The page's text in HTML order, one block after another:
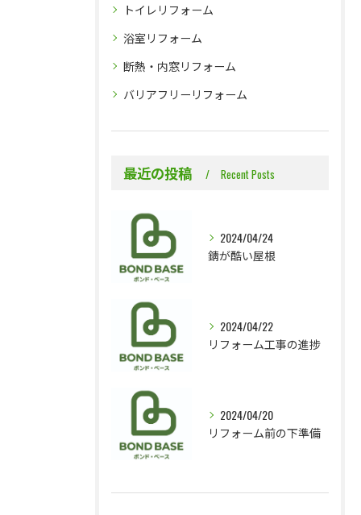
トイレリフォーム
浴室リフォーム
断熱・内窓リフォーム
バリアフリーリフォーム
最近の投稿 Recent Posts
2024/04/24
錆が酷い屋根
2024/04/22
リフォーム工事の進捗
2024/04/20
リフォーム前の下準備